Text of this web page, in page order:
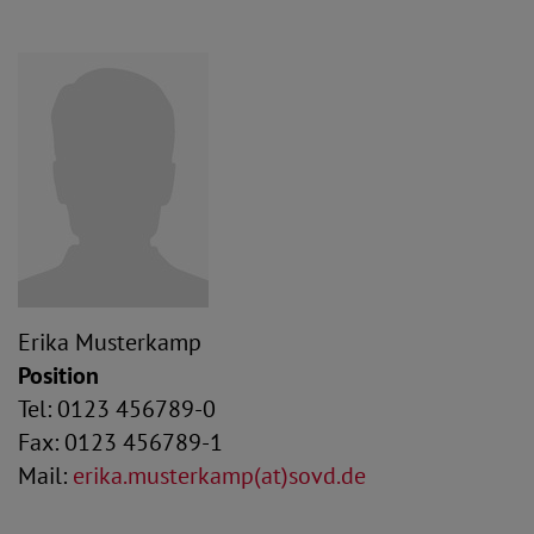
Erika Musterkamp
Position
Tel: 0123 456789-0
Fax: 0123 456789-1
Mail: erika.musterkamp(at)sovd.de